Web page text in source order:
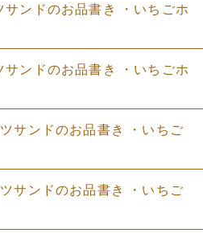
ンドのお品書き ・いちごホ
ンドのお品書き ・いちごホ
サンドのお品書き ・いちご
サンドのお品書き ・いちご